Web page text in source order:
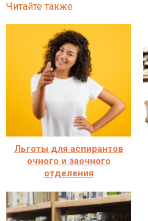
Читайте также
Льготы для аспирантов
очного и заочного
отделения